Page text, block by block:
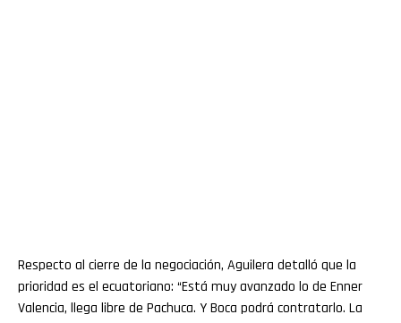
Respecto al cierre de la negociación, Aguilera detalló que la
prioridad es el ecuatoriano: “Está muy avanzado lo de Enner
Valencia, llega libre de Pachuca. Y Boca podrá contratarlo. La